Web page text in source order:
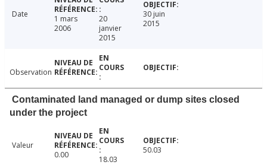
Date
1 mars
2006
20
janvier
2015
30 juin
2015
Observation
Contaminated land managed or dump sites closed
under the project
Valeur
0.00
18.03
50.03